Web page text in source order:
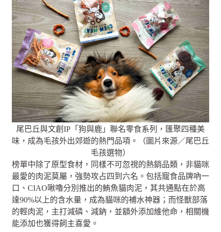
尾巴丘與文創IP「狗與鹿」聯名零食系列，匯聚四種美
味，成為毛孩外出郊遊的熱門品項。（圖片來源／尾巴丘
毛孩選物）
榜單中除了原型食材，同樣不可忽視的熱銷品類，非貓咪
最愛的肉泥莫屬，強勢攻占四到六名。包括寵食品牌吶一
口、CIAO啾嚕分別推出的鮪魚貓肉泥，其共通點在於高
達90%以上的含水量，成為貓咪的補水神器；而怪獸部落
的輕肉泥，主打減磷、減鈉，並額外添加維他命，相關機
能添加也獲得飼主喜愛。